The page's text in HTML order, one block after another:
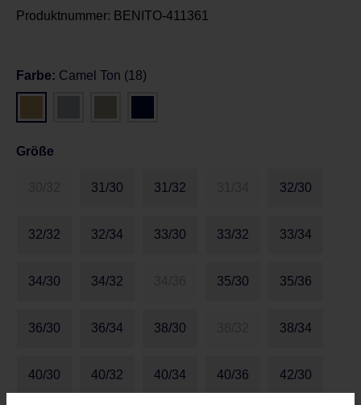
Produktnummer: BENITO-411361
Farbe: Camel Ton (18)
Größe
31/30 31/32 32/30
32/32 32/34 33/30 33/32 33/34
34/30 34/32 35/30 35/36
36/30 36/34 38/30 38/34
40/30 40/32 40/34 40/36 42/30